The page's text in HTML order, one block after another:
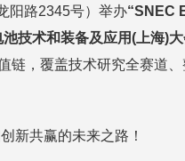
阳路2345号）举办“SNEC
技术和装备及应用(上海)
链，覆盖技术研究全赛道、
新共赢的未来之路！